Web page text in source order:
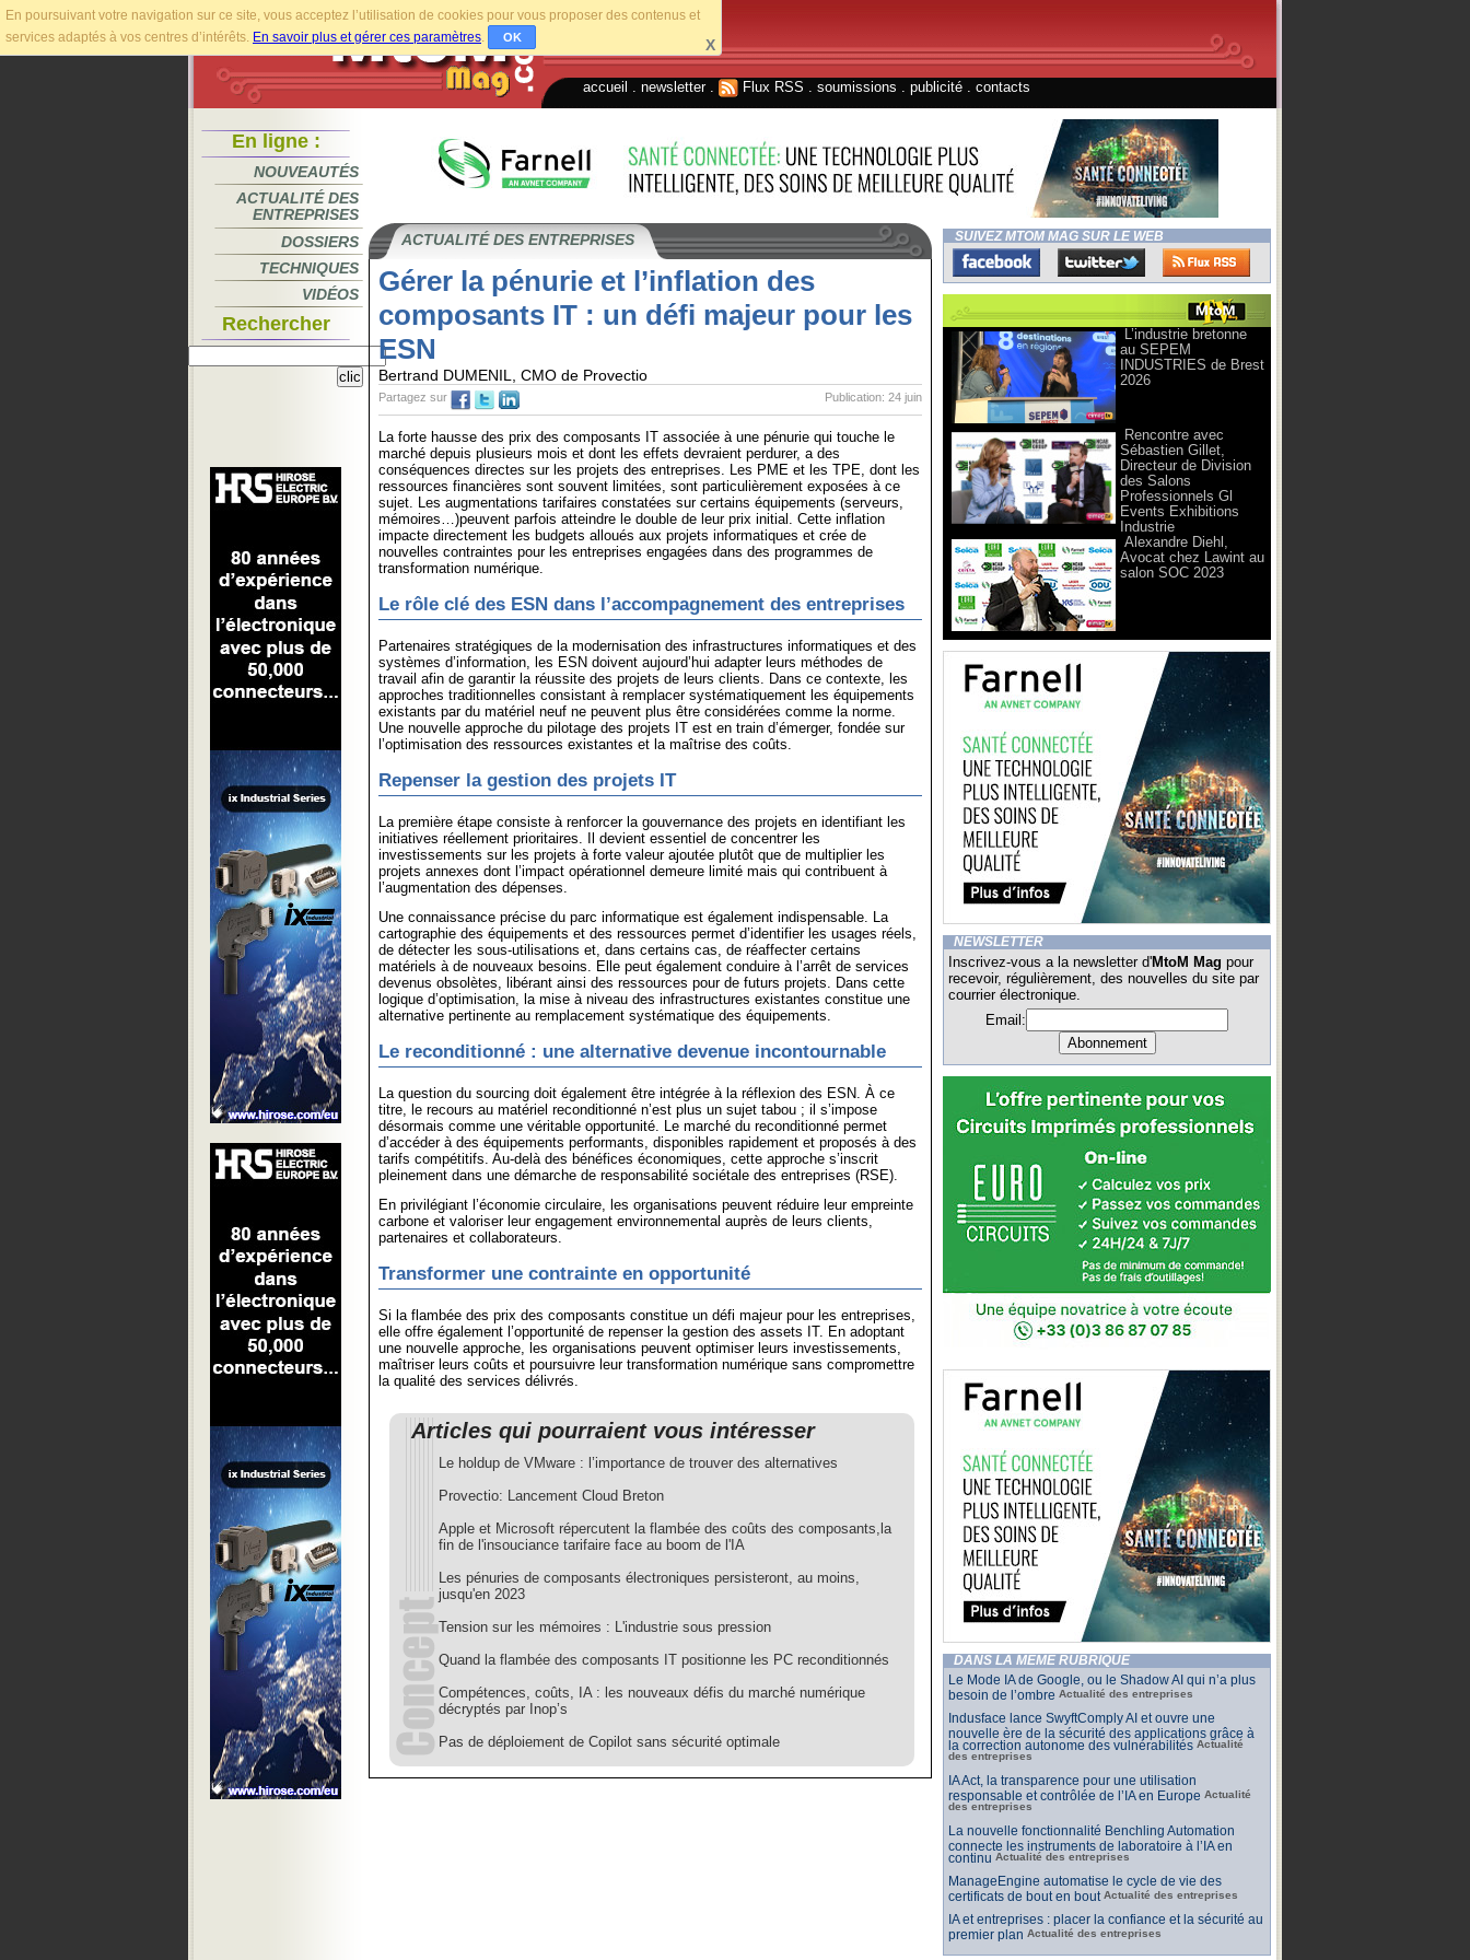
En poursuivant votre navigation sur ce site, vous acceptez l’utilisation de cookies pour vous proposer des contenus et
services adaptés à vos centres d’intérêts. En savoir plus et gérer ces paramètres. OK X
accueil newsletter. Flux RSS soumissions publicité contacts
En ligne :
NOUVEAUTÉS
ACTUALITÉ DES
ENTREPRISES
DOSSIERS
TECHNIQUES
VIDÉOS
Rechercher
ACTUALITÉ DES ENTREPRISES
Gérer la pénurie et l’inflation des
composants IT : un défi majeur pour les
ESN
Bertrand DUMENIL, CMO de Provectio
Publication: 24 juin
Partagez sur
La forte hausse des prix des composants IT associée à une pénurie qui touche le
marché depuis plusieurs mois et dont les effets devraient perdurer, a des
conséquences directes sur les projets des entreprises. Les PME et les TPE, dont les
ressources financières sont souvent limitées, sont particulièrement exposées à ce
sujet. Les augmentations tarifaires constatées sur certains équipements (serveurs,
mémoires…)peuvent parfois atteindre le double de leur prix initial. Cette inflation
impacte directement les budgets alloués aux projets informatiques et crée de
nouvelles contraintes pour les entreprises engagées dans des programmes de
transformation numérique.
Le rôle clé des ESN dans l’accompagnement des entreprises
Partenaires stratégiques de la modernisation des infrastructures informatiques et des
systèmes d’information, les ESN doivent aujourd’hui adapter leurs méthodes de
travail afin de garantir la réussite des projets de leurs clients. Dans ce contexte, les
approches traditionnelles consistant à remplacer systématiquement les équipements
existants par du matériel neuf ne peuvent plus être considérées comme la norme.
Une nouvelle approche du pilotage des projets IT est en train d’émerger, fondée sur
l’optimisation des ressources existantes et la maîtrise des coûts.
Repenser la gestion des projets IT
La première étape consiste à renforcer la gouvernance des projets en identifiant les
initiatives réellement prioritaires. Il devient essentiel de concentrer les
investissements sur les projets à forte valeur ajoutée plutôt que de multiplier les
projets annexes dont l’impact opérationnel demeure limité mais qui contribuent à
l’augmentation des dépenses.
Une connaissance précise du parc informatique est également indispensable. La
cartographie des équipements et des ressources permet d’identifier les usages réels,
de détecter les sous-utilisations et, dans certains cas, de réaffecter certains
matériels à de nouveaux besoins. Elle peut également conduire à l’arrêt de services
devenus obsolètes, libérant ainsi des ressources pour de futurs projets. Dans cette
logique d’optimisation, la mise à niveau des infrastructures existantes constitue une
alternative pertinente au remplacement systématique des équipements.
Le reconditionné : une alternative devenue incontournable
La question du sourcing doit également être intégrée à la réflexion des ESN. À ce
titre, le recours au matériel reconditionné n’est plus un sujet tabou ; il s’impose
désormais comme une véritable opportunité. Le marché du reconditionné permet
d’accéder à des équipements performants, disponibles rapidement et proposés à des
tarifs compétitifs. Au-delà des bénéfices économiques, cette approche s’inscrit
pleinement dans une démarche de responsabilité sociétale des entreprises (RSE).
En privilégiant l’économie circulaire, les organisations peuvent réduire leur empreinte
carbone et valoriser leur engagement environnemental auprès de leurs clients,
partenaires et collaborateurs.
Transformer une contrainte en opportunité
Si la flambée des prix des composants constitue un défi majeur pour les entreprises,
elle offre également l’opportunité de repenser la gestion des assets IT. En adoptant
une nouvelle approche, les organisations peuvent optimiser leurs investissements,
maîtriser leurs coûts et poursuivre leur transformation numérique sans compromettre
la qualité des services délivrés.
Articles qui pourraient vous intéresser
Le holdup de VMware : l’importance de trouver des alternatives
Provectio: Lancement Cloud Breton
Apple et Microsoft répercutent la flambée des coûts des composants,la
fin de l'insouciance tarifaire face au boom de l'IA
Les pénuries de composants électroniques persisteront, au moins,
jusqu'en 2023
Tension sur les mémoires : L'industrie sous pression
Quand la flambée des composants IT positionne les PC reconditionnés
Compétences, coûts, IA : les nouveaux défis du marché numérique
décryptés par Inop’s
Pas de déploiement de Copilot sans sécurité optimale
SUIVEZ MTOM MAG SUR LE WEB
L’industrie bretonne
au SEPEM
INDUSTRIES de Brest
2026
Rencontre avec
Sébastien Gillet,
Directeur de Division
des Salons
Professionnels Gl
Events Exhibitions
Industrie
Alexandre Diehl,
Avocat chez Lawint au
salon SOC 2023
NEWSLETTER
Inscrivez-vous a la newsletter d'MtoM Mag pour
recevoir, régulièrement, des nouvelles du site par
courrier électronique.
Email:
DANS LA MÊME RUBRIQUE
Le Mode IA de Google, ou le Shadow AI qui n’a plus
besoin de l’ombre Actualité des entreprises
Indusface lance SwyftComply AI et ouvre une
nouvelle ère de la sécurité des applications grâce à
la correction autonome des vulnérabilités Actualité
des entreprises
IA Act, la transparence pour une utilisation
responsable et contrôlée de l’IA en Europe Actualité
des entreprises
La nouvelle fonctionnalité Benchling Automation
connecte les instruments de laboratoire à l’IA en
continu Actualité des entreprises
ManageEngine automatise le cycle de vie des
certificats de bout en bout Actualité des entreprises
IA et entreprises : placer la confiance et la sécurité au
premier plan Actualité des entreprises